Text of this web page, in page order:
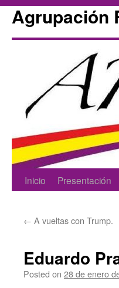
Agrupación
Skip
content
Inicio Presentación
← A vueltas con Trump.
Eduardo
Posted on 28 de enero